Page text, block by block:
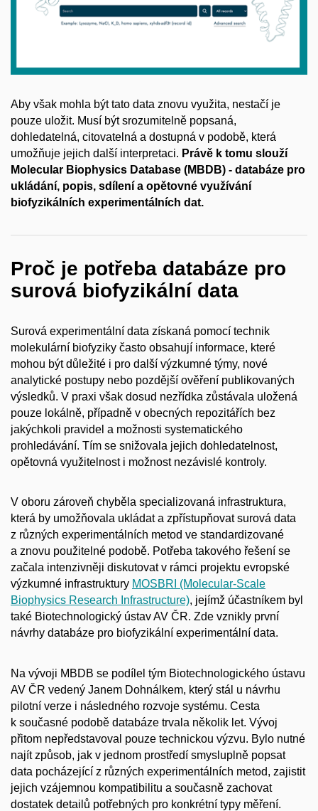
Aby však mohla být tato data znovu využita, nestačí je
pouze uložit. Musí být srozumitelně popsaná,
dohledatelná, citovatelná a dostupná v podobě, která
umožňuje jejich další interpretaci. Právě k tomu slouží
Molecular Biophysics Database (MBDB) - databáze pro
ukládání, popis, sdílení a opětovné využívání
biofyzikálních experimentálních dat.
Proč je potřeba databáze pro
surová biofyzikální data
Surová experimentální data získaná pomocí technik
molekulární biofyziky často obsahují informace, které
mohou být důležité i pro další výzkumné týmy, nové
analytické postupy nebo pozdější ověření publikovaných
výsledků. V praxi však dosud nezřídka zůstávala uložená
pouze lokálně, případně v obecných repozitářích bez
jakýchkoli pravidel a možnosti systematického
prohledávání. Tím se snižovala jejich dohledatelnost,
opětovná využitelnost i možnost nezávislé kontroly.
V oboru zároveň chyběla specializovaná infrastruktura,
která by umožňovala ukládat a zpřístupňovat surová data
z různých experimentálních metod ve standardizované
a znovu použitelné podobě. Potřeba takového řešení se
začala intenzivněji diskutovat v rámci projektu evropské
výzkumné infrastruktury MOSBRI (Molecular-Scale
Biophysics Research Infrastructure), jejímž účastníkem byl
také Biotechnologický ústav AV ČR. Zde vznikly první
návrhy databáze pro biofyzikální experimentální data.
Na vývoji MBDB se podílel tým Biotechnologického ústavu
AV ČR vedený Janem Dohnálkem, který stál u návrhu
pilotní verze i následného rozvoje systému. Cesta
k současné podobě databáze trvala několik let. Vývoj
přitom nepředstavoval pouze technickou výzvu. Bylo nutné
najít způsob, jak v jednom prostředí smysluplně popsat
data pocházející z různých experimentálních metod, zajistit
jejich vzájemnou kompatibilitu a současně zachovat
dostatek detailů potřebných pro konkrétní typy měření.